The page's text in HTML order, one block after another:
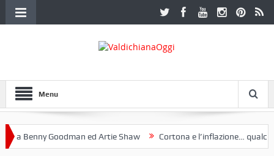
Menu
Benny Goodman ed Artie Shaw Cortona e l’inflazione… qualche